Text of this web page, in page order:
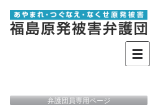
弁護団員専用ページ